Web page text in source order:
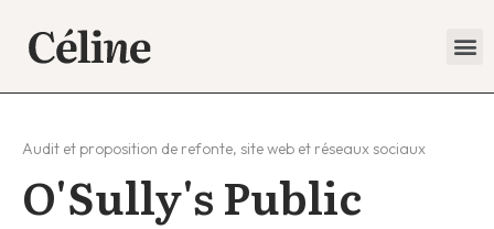
Audit et proposition de refonte, site web et réseaux sociaux
O'Sully's Public